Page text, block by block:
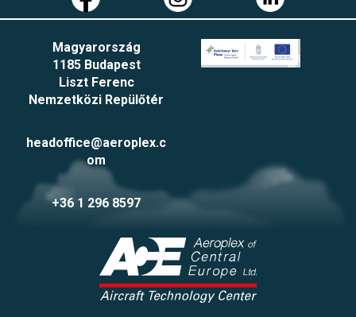
Magyarország
1185 Budapest
Liszt Ferenc
Nemzetközi Repülőtér
headoffice@aeroplex.c
om
+36 1 296 8597